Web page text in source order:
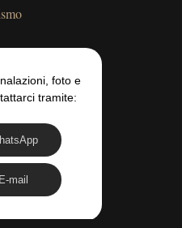
foto e
tramite:
E-mail